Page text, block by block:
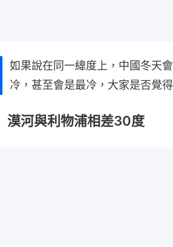
如果說在同一緯度上，中國冬天
冷，甚至會是最冷，大家是否覺
漠河與利物浦相差30度